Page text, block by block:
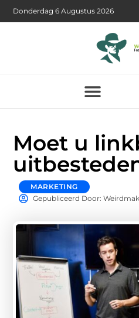
Donderdag 6 Augustus 2026
Moet u
MARKETING
Gepubliceerd Door: